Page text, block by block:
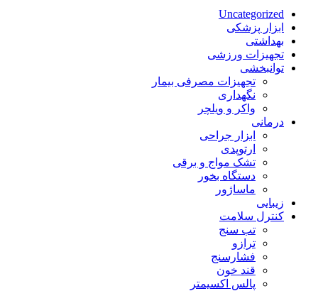
Uncategorized
ابزار پزشکی
بهداشتی
تجهیزات ورزشی
توانبخشی
تجهیزات مصرفی بیمار
نگهداری
واکر و ویلچر
درمانی
ابزار جراحی
ارتوپدی
تشک مواج و برقی
دستگاه بخور
ماساژور
زیبایی
کنترل سلامت
تب سنج
ترازو
فشارسنج
قند خون
پالس اکسیمتر